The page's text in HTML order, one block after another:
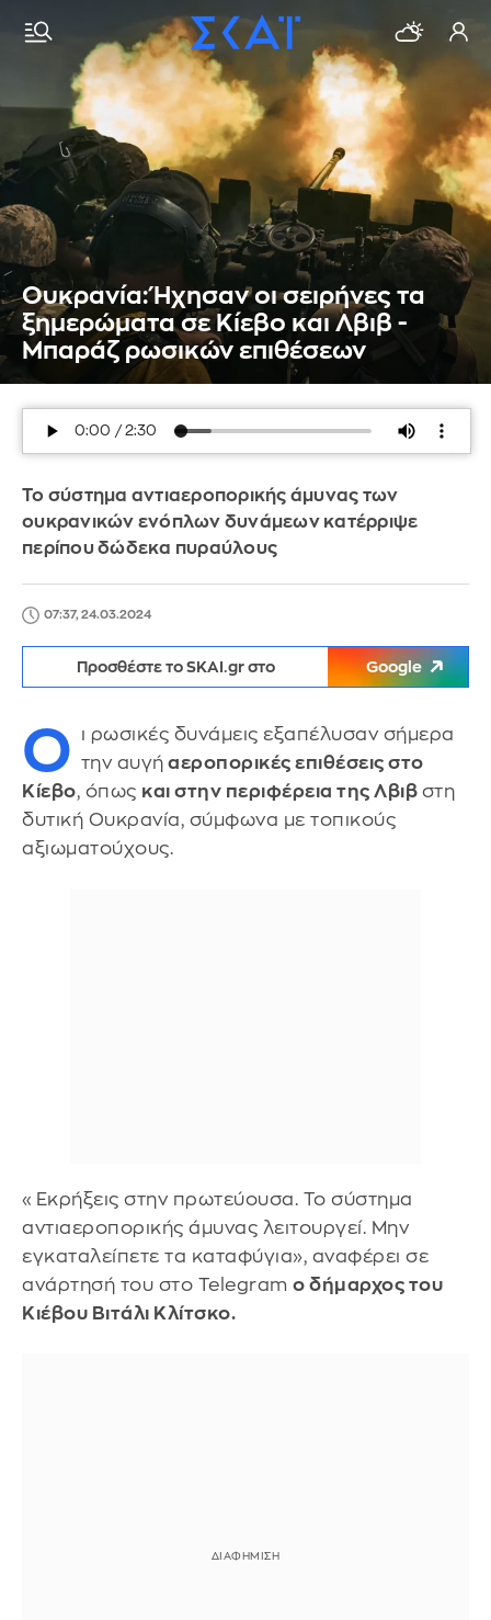
Ουκρανία: Ήχησαν οι σειρήνες τα
ξημερώματα σε Κίεβο και Λβιβ -
Μπαράζ ρωσικών επιθέσεων
Το σύστημα αντιαεροπορικής άμυνας των
ουκρανικών ενόπλων δυνάμεων κατέρριψε
περίπου δώδεκα πυραύλους
07:37, 24.03.2024
Προσθέστε το SKAI.gr στο Google
Ο
ι ρωσικές δυνάμεις εξαπέλυσαν σήμερα
την αυγή αεροπορικές επιθέσεις στο
Κίεβο, όπως και στην περιφέρεια της Λβιβ στη
δυτική Ουκρανία, σύμφωνα με τοπικούς
αξιωματούχους.
«Εκρήξεις στην πρωτεύουσα. Το σύστημα
αντιαεροπορικής άμυνας λειτουργεί. Μην
εγκαταλείπετε τα καταφύγια», αναφέρει σε
ανάρτησή του στο Telegram ο δήμαρχος του
Κιέβου Βιτάλι Κλίτσκο.